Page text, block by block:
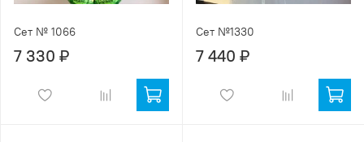
Сет № 1066
7 330 ₽
Сет №1330
7 440 ₽